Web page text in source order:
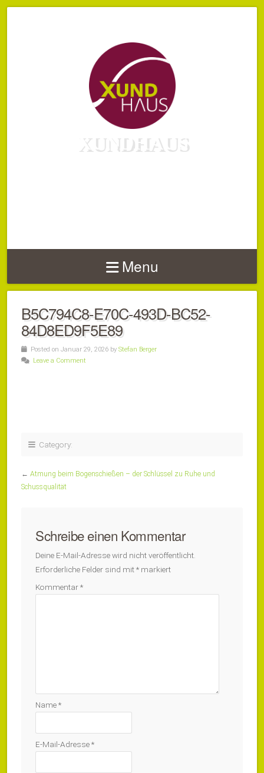
XUNDHAUS
Menu
B5C794C8-E70C-493D-BC52-
84D8ED9F5E89
Posted on Januar 29, 2026 by Stefan Berger
Leave a Comment
Category:
← Atmung beim Bogenschießen – der Schlüssel zu Ruhe und
Schussqualität
Schreibe einen Kommentar
Deine E-Mail-Adresse wird nicht veröffentlicht.
Erforderliche Felder sind mit* markiert
Kommentar*
Name*
E-Mail-Adresse*